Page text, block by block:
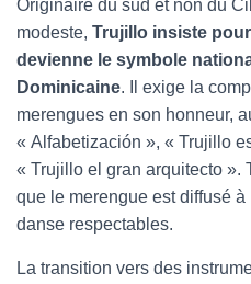
Originaire du sud et non du
modeste, Trujillo insiste
devienne le symbole
Dominicaine. Il exige la
merengues en son honneur,
« Alfabetización », « Trujillo
« Trujillo el gran arquitecto ».
que le merengue est diffusé
danse respectables.
La transition vers des